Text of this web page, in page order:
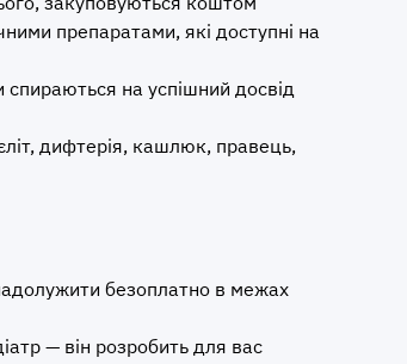
препаратами, які доступні на
на успішний досвід
дифтерія, кашлюк, правець,
безоплатно в межах
— він розробить для вас